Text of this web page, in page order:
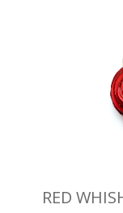
RED